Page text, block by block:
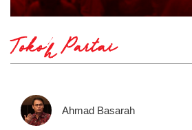
Tokoh Partai
Ahmad Basarah